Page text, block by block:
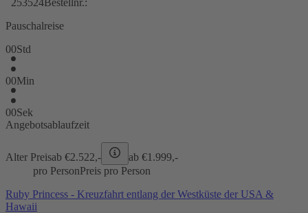
Pauschalreise
00Std
00Min
00Sek
Angebotsablaufzeit
Alter Preisab €2.522,- ab €1.999,-
pro PersonPreis pro Person
Ruby Princess - Kreuzfahrt entlang der Westküste der USA &
Hawaii